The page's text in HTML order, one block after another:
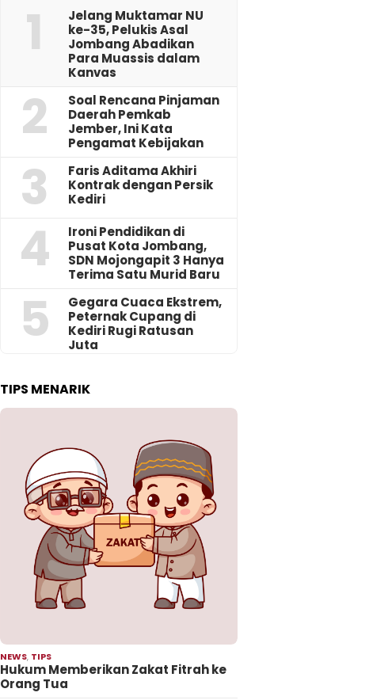
1
Jelang Muktamar NU
ke-35, Pelukis Asal
Jombang Abadikan
Para Muassis dalam
Kanvas
2
‎Soal Rencana Pinjaman
Daerah Pemkab
Jember, Ini Kata
Pengamat Kebijakan ‎
3
Faris Aditama Akhiri
Kontrak dengan Persik
Kediri
4
Ironi Pendidikan di
Pusat Kota Jombang,
SDN Mojongapit 3 Hanya
Terima Satu Murid Baru
5
‎Gegara Cuaca Ekstrem,
Peternak Cupang di
Kediri Rugi Ratusan
Juta
TIPS MENARIK
NEWS, TIPS
Hukum Memberikan Zakat Fitrah ke
Orang Tua